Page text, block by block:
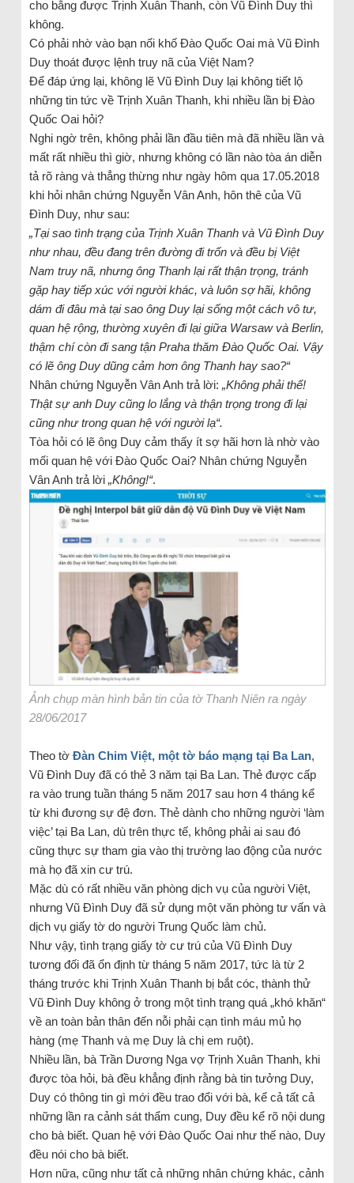
cho bằng được Trịnh Xuân Thanh, còn Vũ Đình Duy thì
không.
Có phải nhờ vào bạn nối khố Đào Quốc Oai mà Vũ Đình
Duy thoát được lệnh truy nã của Việt Nam?
Để đáp ứng lại, không lẽ Vũ Đình Duy lại không tiết lộ
những tin tức về Trịnh Xuân Thanh, khi nhiều lần bị Đào
Quốc Oai hỏi?
Nghi ngờ trên, không phải lần đầu tiên mà đã nhiều lần và
mất rất nhiều thì giờ, nhưng không có lần nào tòa án diễn
tả rõ ràng và thẳng thừng như ngày hôm qua 17.05.2018
khi hỏi nhân chứng Nguyễn Vân Anh, hôn thê của Vũ
Đình Duy, như sau:
„Tại sao tình trạng của Trịnh Xuân Thanh và Vũ Đình Duy
như nhau, đều đang trên đường đi trốn và đều bị Việt
Nam truy nã, nhưng ông Thanh lại rất thận trọng, tránh
gặp hay tiếp xúc với người khác, và luôn sợ hãi, không
dám đi đâu mà tại sao ông Duy lại sống một cách vô tư,
quan hệ rộng, thường xuyên đi lại giữa Warsaw và Berlin,
thậm chí còn đi sang tận Praha thăm Đào Quốc Oai. Vậy
có lẽ ông Duy dũng cảm hơn ông Thanh hay sao?“
Nhân chứng Nguyễn Vân Anh trả lời: „Không phải thế!
Thật sự anh Duy cũng lo lắng và thận trọng trong đi lại
cũng như trong quan hệ với người lạ“.
Tòa hỏi có lẽ ông Duy cảm thấy ít sợ hãi hơn là nhờ vào
mối quan hệ với Đào Quốc Oai? Nhân chứng Nguyễn
Vân Anh trả lời „Không!“.
Ảnh chụp màn hình bản tin của tờ Thanh Niên ra ngày
28/06/2017
Theo tờ Đàn Chim Việt, một tờ báo mạng tại Ba Lan,
Vũ Đình Duy đã có thẻ 3 năm tại Ba Lan. Thẻ được cấp
ra vào trung tuần tháng 5 năm 2017 sau hơn 4 tháng kể
từ khi đương sự đệ đơn. Thẻ dành cho những người ‘làm
việc’ tại Ba Lan, dù trên thực tế, không phải ai sau đó
cũng thực sự tham gia vào thị trường lao động của nước
mà họ đã xin cư trú.
Mặc dù có rất nhiều văn phòng dịch vụ của người Việt,
nhưng Vũ Đình Duy đã sử dụng một văn phòng tư vấn và
dịch vụ giấy tờ do người Trung Quốc làm chủ.
Như vậy, tình trạng giấy tờ cư trú của Vũ Đình Duy
tương đối đã ổn định từ tháng 5 năm 2017, tức là từ 2
tháng trước khi Trịnh Xuân Thanh bị bắt cóc, thành thử
Vũ Đình Duy không ở trong một tình trạng quá „khó khăn“
về an toàn bản thân đến nỗi phải cạn tình máu mủ họ
hàng (mẹ Thanh và mẹ Duy là chị em ruột).
Nhiều lần, bà Trần Dương Nga vợ Trịnh Xuân Thanh, khi
được tòa hỏi, bà đều khẳng định rằng bà tin tưởng Duy,
Duy có thông tin gì mới đều trao đổi với bà, kể cả tất cả
những lần ra cảnh sát thẩm cung, Duy đều kể rõ nội dung
cho bà biết. Quan hệ với Đào Quốc Oai như thế nào, Duy
đều nói cho bà biết.
Hơn nữa, cũng như tất cả những nhân chứng khác, cảnh